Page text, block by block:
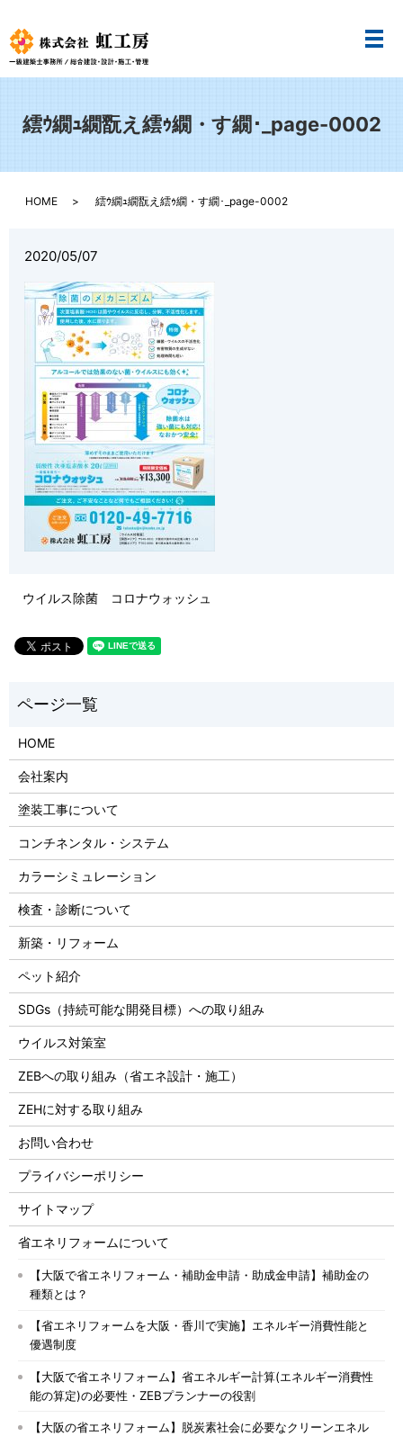
メ
繧ｳ繝ｭ繝翫え繧ｩ繝・す繝･_page-0002
HOME 繧ｳ繝ｭ繝翫え繧ｩ繝・す繝･_page-0002
2020/05/07
ウイルス除菌 コロナウォッシュ
HOME
会社案内
塗装工事について
コンチネンタル・システム
カラーシミュレーション
検査・診断について
新築・リフォーム
ペット紹介
SDGs（持続可能な開発目標）への取り組み
ウイルス対策室
ZEBへの取り組み（省エネ設計・施工）
ZEHに対する取り組み
お問い合わせ
プライバシーポリシー
サイトマップ
省エネリフォームについて
【大阪で省エネリフォーム・補助金申請・助成金申請】補助金の
種類とは？
【省エネリフォームを大阪・香川で実施】エネルギー消費性能と
優遇制度
【大阪で省エネリフォーム】省エネルギー計算(エネルギー消費性
能の算定)の必要性・ZEBプランナーの役割
【大阪の省エネリフォーム】脱炭素社会に必要なクリーンエネル